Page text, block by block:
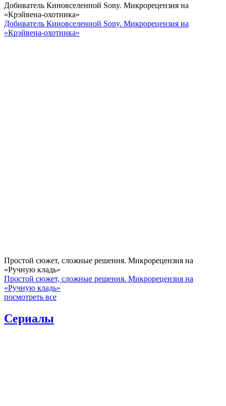
Добиватель Киновселенной Sony. Микрорецензия на
«Крэйвена-охотника»
Добиватель Киновселенной Sony. Микрорецензия на
«Крэйвена-охотника»
Простой сюжет, сложные решения. Микрорецензия на
«Ручную кладь»
Простой сюжет, сложные решения. Микрорецензия на
«Ручную кладь»
посмотреть все
Сериалы